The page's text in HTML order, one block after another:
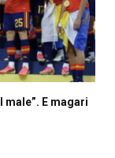
male”. E magari